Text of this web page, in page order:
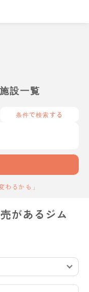
設一覧
条件で検索する
わるかも」
があるジム